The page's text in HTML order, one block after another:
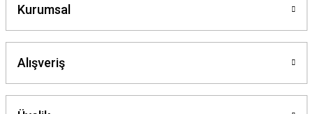
Kurumsal
Alışveriş